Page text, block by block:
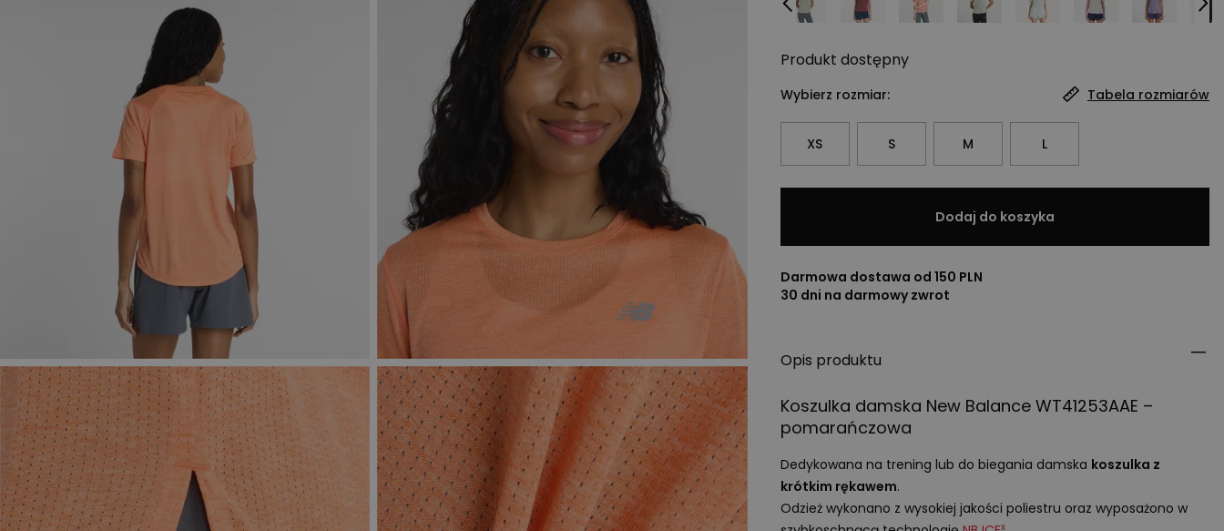
Produkt dostępny
Wybierz rozmiar: Tabela rozmiarów
XS S M L
Dodaj do koszyka
Darmowa dostawa od 150 PLN
30 dni na darmowy zwrot
Opis produktu
Koszulka damska New Balance WT41253AAE –
pomarańczowa
Dedykowana na trening lub do biegania damska koszulka z
krótkim rękawem.
Odzież wykonano z wysokiej jakości poliestru oraz wyposażono w
x